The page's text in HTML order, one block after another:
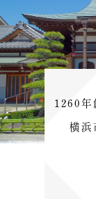
1260
横浜